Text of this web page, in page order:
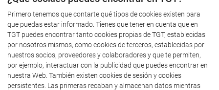
Primero tenemos que contarte qué tipos de cookies existen para
que puedas estar informado. Tienes que tener en cuenta que en
TGT puedes encontrar tanto cookies propias de TGT, establecidas
por nosotros mismos, como cookies de terceros, establecidas por
nuestros socios, proveedores y colaboradores y que te permiten,
por ejemplo, interactuar con la publicidad que puedes encontrar en
nuestra Web. También existen cookies de sesión y cookies
persistentes. Las primeras recaban y almacenan datos mientras